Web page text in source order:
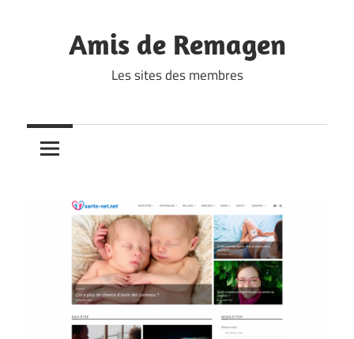
contentAmis de Remagen
Les sites des membres